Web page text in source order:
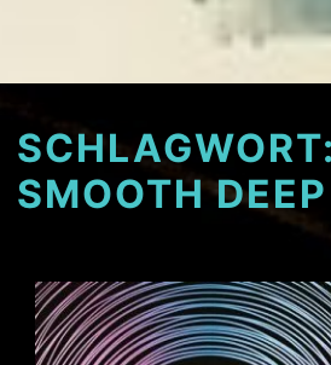
SCHLAGWORT:
SMOOTH